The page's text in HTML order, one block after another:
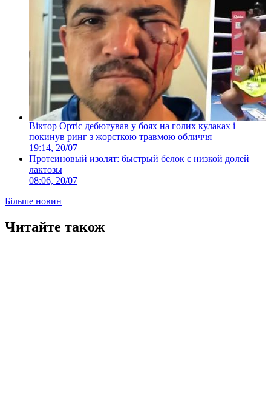
Віктор Ортіс дебютував у боях на голих кулаках і
покинув ринг з жорсткою травмою обличчя
19:14, 20/07
Протеиновый изолят: быстрый белок с низкой долей
лактозы
08:06, 20/07
Більше новин
Читайте також